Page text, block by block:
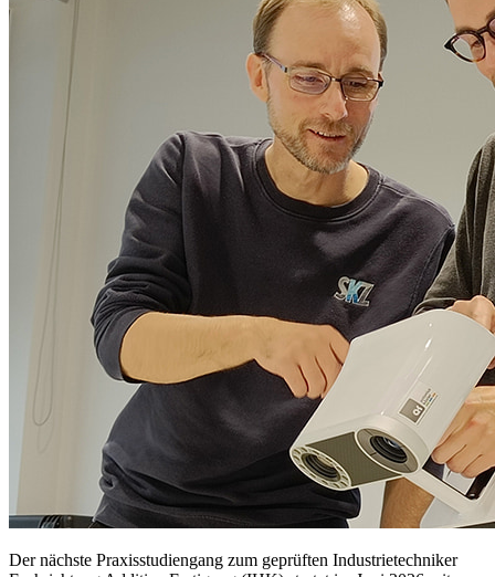
Der nächste Praxisstudiengang zum geprüften Industrietechniker